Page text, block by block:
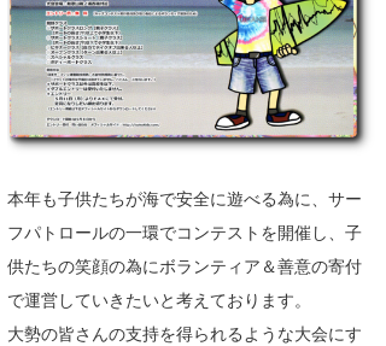
ニュース
サーフィンエリアガイド
会員メニュー
本年も子供たちが海で安全に遊べる為に、サー
フパトロールの一環でコンテストを開催し、子
供たちの笑顔の為にボランティア＆善意の寄付
で運営していきたいと考えております。
大勢の皆さんの支持を得られるような大会にす
トラベル
ショップ情報
ショップ情報
千葉北
伊豆
千葉南
ウラナミ
ルール＆How to
VOTE!